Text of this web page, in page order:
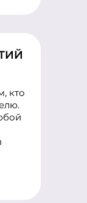
кто